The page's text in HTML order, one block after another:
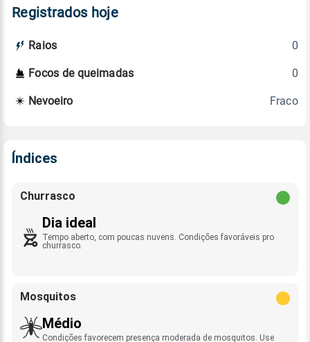
Registrados hoje
Raios 0
Focos de queimadas 0
Nevoeiro Fraco
Índices
Churrasco
Dia ideal
Tempo aberto, com poucas nuvens. Condições favoráveis pro
churrasco.
Mosquitos
Médio
Condições favorecem presença moderada de mosquitos. Use